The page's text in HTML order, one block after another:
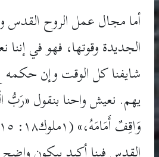
أما مجال عمل الروح القدس
الجديدة وقوتها، فهو في إننا
شايفنا كل الوقت وإن حكمه
يهم. نعيش واحنا بنقول «رَبُّ